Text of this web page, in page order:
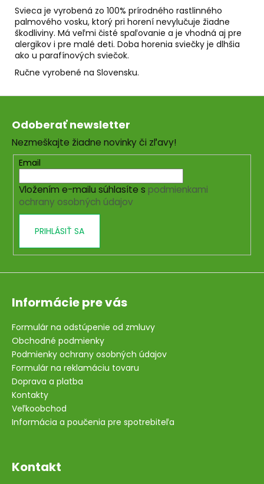
Svieca je vyrobená zo 100% prírodného rastlinného
palmového vosku, ktorý pri horení nevylučuje žiadne
škodliviny. Má veľmi čisté spaľovanie a je vhodná aj pre
alergikov i pre malé deti. Doba horenia sviečky je dlhšia
ako u parafínových sviečok.
Ručne vyrobené na Slovensku.
Z
Odoberať newsletter
Nezmeškajte žiadne novinky či zľavy!
Email
Vložením e-mailu súhlasíte s podmienkami
ochrany osobných údajov
PRIHLÁSIŤ SA
Informácie pre vás
Formulár na odstúpenie od zmluvy
Obchodné podmienky
Podmienky ochrany osobných údajov
Formulár na reklamáciu tovaru
Doprava a platba
Kontakty
Veľkoobchod
Informácia a poučenia pre spotrebiteľa
Kontakt